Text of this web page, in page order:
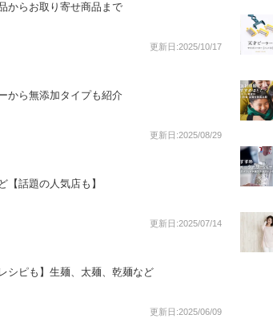
からお取り寄せ商品まで
更新日:2025/10/17
から無添加タイプも紹介
更新日:2025/08/29
話題の人気店も】
更新日:2025/07/14
シピも】生麺、太麺、乾麺など
更新日:2025/06/09